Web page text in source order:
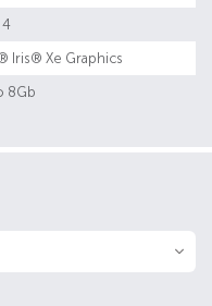
4
Iris® Xe Graphics
8Gb